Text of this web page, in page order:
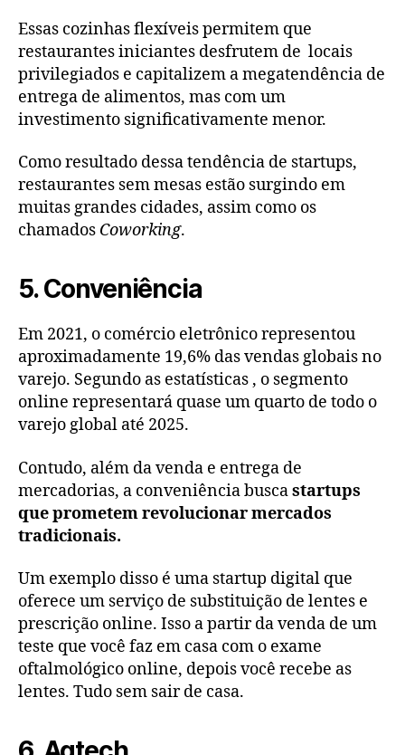
Essas cozinhas flexíveis permitem que
restaurantes iniciantes desfrutem de locais
privilegiados e capitalizem a megatendência de
entrega de alimentos, mas com um
investimento significativamente menor.
Como resultado dessa tendência de startups,
restaurantes sem mesas estão surgindo em
muitas grandes cidades, assim como os
chamados Coworking.
5. Conveniência
Em 2021, o comércio eletrônico representou
aproximadamente 19,6% das vendas globais no
varejo. Segundo as estatísticas , o segmento
online representará quase um quarto de todo o
varejo global até 2025.
Contudo, além da venda e entrega de
mercadorias, a conveniência buscastartups
que prometem revolucionar mercados
tradicionais.
Um exemplo disso é uma startup digital que
oferece um serviço de substituição de lentes e
prescrição online. Isso a partir da venda de um
teste que você faz em casa com o exame
oftalmológico online, depois você recebe as
lentes. Tudo sem sair de casa.